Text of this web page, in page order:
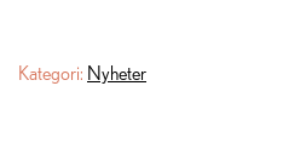
Kategori: Nyheter